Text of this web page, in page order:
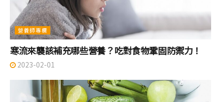
營養師專欄
寒流來襲該補充哪些營養？吃對食物鞏固防禦力！
2023-02-01